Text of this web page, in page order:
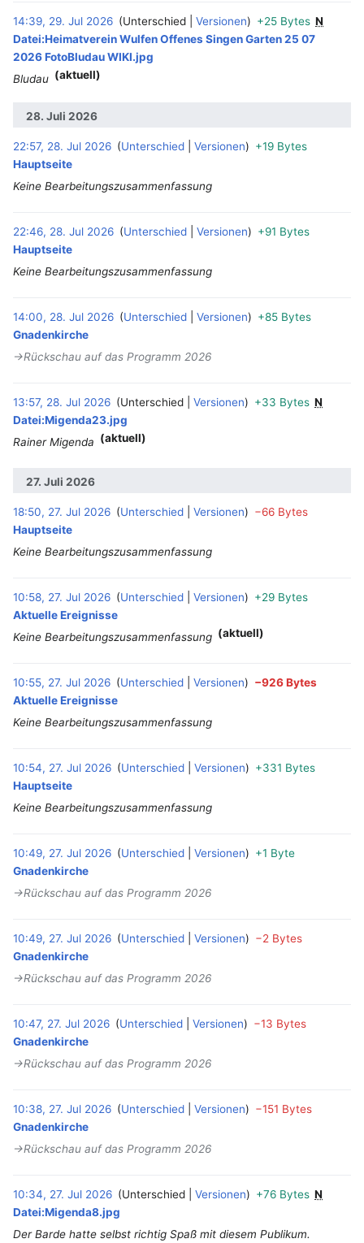
14:39, 29. Jul 2026 Unterschied Versionen +25 Bytes N
Datei:Heimatverein Wulfen Offenes Singen Garten 25 07
2026 FotoBludau WIKI.jpg
Bludau (aktuell)
28. Juli 2026
22:57, 28. Jul 2026 Unterschied Versionen +19 Bytes
Hauptseite
Keine Bearbeitungszusammenfassung
22:46, 28. Jul 2026 Unterschied Versionen +91 Bytes
Hauptseite
Keine Bearbeitungszusammenfassung
14:00, 28. Jul 2026 Unterschied Versionen +85 Bytes
Gnadenkirche
→‎Rückschau auf das Programm 2026
13:57, 28. Jul 2026 Unterschied Versionen +33 Bytes N
Datei:Migenda23.jpg
Rainer Migenda (aktuell)
27. Juli 2026
18:50, 27. Jul 2026 Unterschied Versionen −66 Bytes
Hauptseite
Keine Bearbeitungszusammenfassung
10:58, 27. Jul 2026 Unterschied Versionen +29 Bytes
Aktuelle Ereignisse
Keine Bearbeitungszusammenfassung (aktuell)
10:55, 27. Jul 2026 Unterschied Versionen −926 Bytes
Aktuelle Ereignisse
Keine Bearbeitungszusammenfassung
10:54, 27. Jul 2026 Unterschied Versionen +331 Bytes
Hauptseite
Keine Bearbeitungszusammenfassung
10:49, 27. Jul 2026 Unterschied Versionen +1 Byte
Gnadenkirche
→‎Rückschau auf das Programm 2026
10:49, 27. Jul 2026 Unterschied Versionen −2 Bytes
Gnadenkirche
→‎Rückschau auf das Programm 2026
10:47, 27. Jul 2026 Unterschied Versionen −13 Bytes
Gnadenkirche
→‎Rückschau auf das Programm 2026
10:38, 27. Jul 2026 Unterschied Versionen −151 Bytes
Gnadenkirche
→‎Rückschau auf das Programm 2026
10:34, 27. Jul 2026 Unterschied Versionen +76 Bytes N
Datei:Migenda8.jpg
Der Barde hatte selbst richtig Spaß mit diesem Publikum.